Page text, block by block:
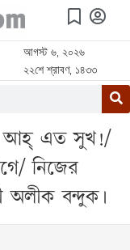
আগস্ট ৬, ২০২৬
২২শে শ্রাবণ, ১৪৩৩
আহ্ এত সুখ!/
নিজের
অলীক বন্দুক।